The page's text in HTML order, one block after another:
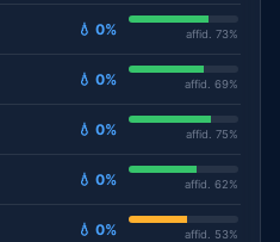
💧 0% affid. 73%
💧 0% affid. 69%
💧 0% affid. 75%
💧 0% affid. 62%
💧 0% affid. 53%